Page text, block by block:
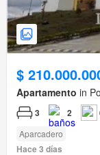
$
Apartamento in
3 2
Aparcadero
Hace 3 días